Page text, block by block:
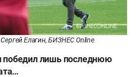
Елагин, БИЗНЕС Online
победил лишь последнюю